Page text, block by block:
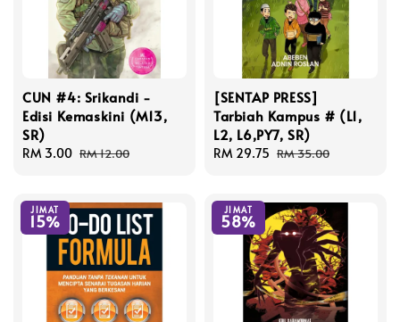
CUN #4: Srikandi -
Edisi Kemaskini (M13,
SR)
Sale
RM 3.00 Regular
RM 12.00
[SENTAP PRESS]
Tarbiah Kampus # (L1,
L2, L6,PY7, SR)
Sale
RM 29.75 Regular
RM 35.00
JIMAT
15%
JIMAT
58%